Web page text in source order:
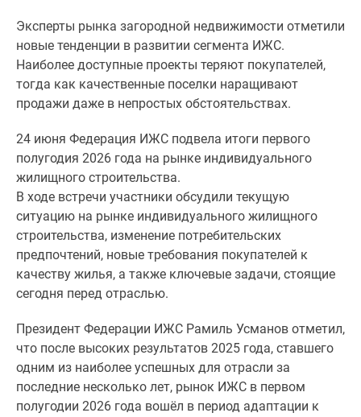
Коммерческие
помещения
Продавцы
застройщики
новостроек
Видеообзор
новостроек
Экспертиза
новостроек
Экология
Москвы
Подмосковья
комнатные
комнатные
Эксперты рынка загородной недвижимости отметили
новые тенденции в развитии сегмента ИЖС.
Наиболее доступные проекты теряют покупателей,
тогда как качественные поселки наращивают
продажи даже в непростых обстоятельствах.
24 июня Федерация ИЖС подвела итоги первого
полугодия 2026 года на рынке индивидуального
жилищного строительства.
В ходе встречи участники обсудили текущую
ситуацию на рынке индивидуального жилищного
строительства, изменение потребительских
предпочтений, новые требования покупателей к
качеству жилья, а также ключевые задачи, стоящие
сегодня перед отраслью.
Президент Федерации ИЖС Рамиль Усманов отметил,
что после высоких результатов 2025 года, ставшего
одним из наиболее успешных для отрасли за
последние несколько лет, рынок ИЖС в первом
полугодии 2026 года вошёл в период адаптации к